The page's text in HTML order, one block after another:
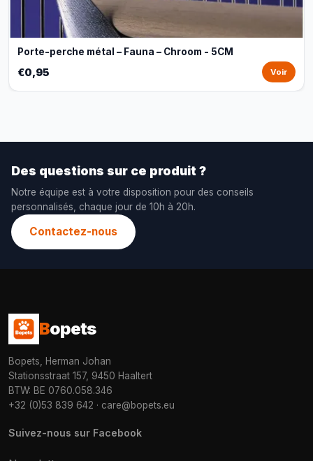
Porte-perche métal – Fauna – Chroom - 5CM
€0,95 Voir
Des questions sur ce produit ?
Notre équipe est à votre disposition pour des conseils
personnalisés, chaque jour de 10h à 20h.
Contactez-nous
Bopets
Bopets, Herman Johan
Stationsstraat 157, 9450 Haaltert
BTW: BE 0760.058.346
+32 (0)53 839 642 · care@bopets.eu
Suivez-nous sur Facebook